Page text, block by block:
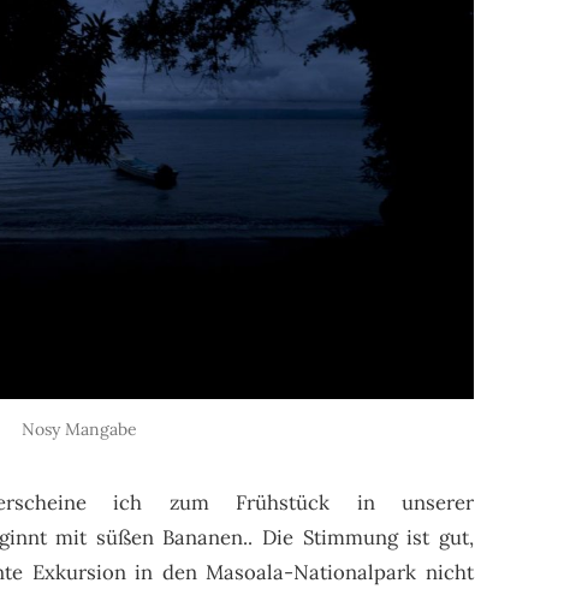
Nosy Mangabe
ich zum Frühstück in unserer
mit süßen Bananen.. Die Stimmung ist gut,
Exkursion in den Masoala-Nationalpark nicht